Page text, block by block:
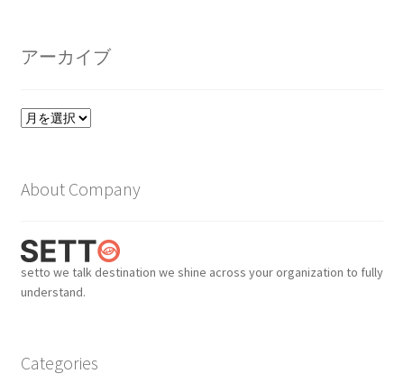
アーカイブ
ア
ブ
About Company
setto we talk destination we shine across your organization to fully
understand.
Categories